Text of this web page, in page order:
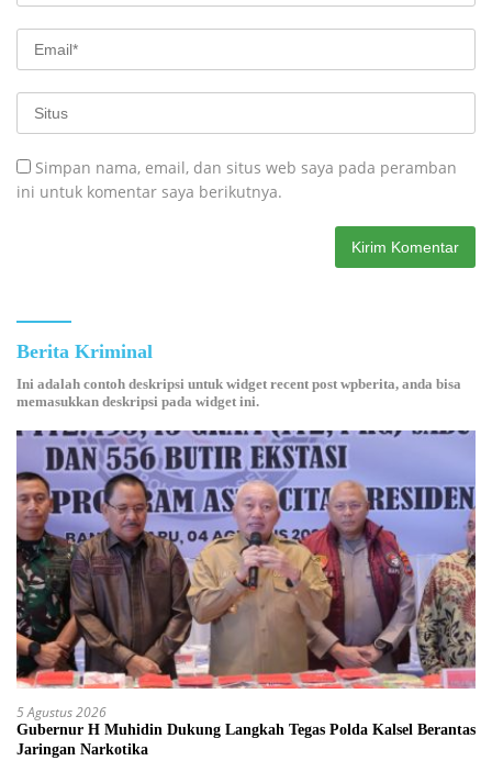
Simpan nama, email, dan situs web saya pada peramban
ini untuk komentar saya berikutnya.
Berita Kriminal
Ini adalah contoh deskripsi untuk widget recent post wpberita, anda bisa
memasukkan deskripsi pada widget ini.
5 Agustus 2026
Gubernur H Muhidin Dukung Langkah Tegas Polda Kalsel Berantas
Jaringan Narkotika